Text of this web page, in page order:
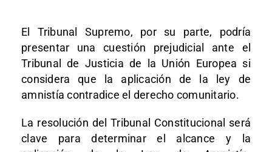
El Tribunal Supremo, por su parte, podría
presentar una cuestión prejudicial ante el
Tribunal de Justicia de la Unión Europea si
considera que la aplicación de la ley de
amnistía contradice el derecho comunitario.
La resolución del Tribunal Constitucional será
clave para determinar el alcance y la